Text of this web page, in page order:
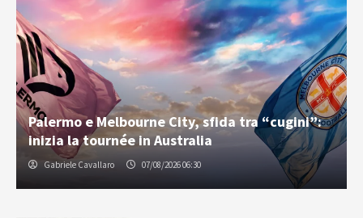
Palermo e Melbourne City, sfida tra “cugini”:
inizia la tournée in Australia
Gabriele Cavallaro 07/08/2026 06:30